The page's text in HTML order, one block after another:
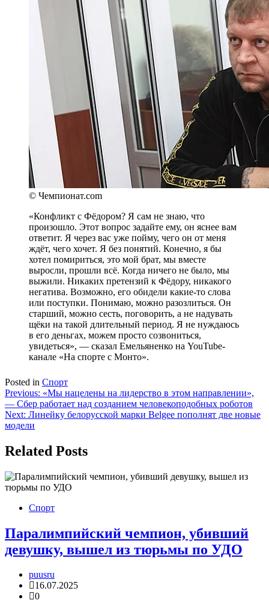
© Чемпионат.com
«Конфликт с Фёдором? Я сам не знаю, что
произошло. Этот вопрос задайте ему, он яснее вам
ответит. Я через вас уже пойму, чего он от меня
ждёт, чего хочет. Я без понятий. Конечно, я бы
хотел помириться, это мой брат, мы вместе
выросли, прошли всё. Когда ничего не было, мы
выжили. Никаких претензий к Фёдору, никакого
негатива. Возможно, его обидели какие-то слова
или поступки. Понимаю, можно разозлиться. Он
старший, можно сесть, поговорить, а не надувать
щёки на такой длительный период. Я не нуждаюсь
в его деньгах, можем просто созвониться,
увидеться», — сказал Емельяненко на YouTube-
канале «На спорте с Монто».
Posted in Спорт
Навигация
по
записям
Previous: «Мы нацелены на лидерство в этом направлении»,
— Сбер работает над созданием человекоподобных роботов
Next: Линейку белорусской марки Belgee пополнят две новые
модели
Related Posts
Спорт
Паралимпийский чемпион, убивший
девушку, вышел из тюрьмы по УДО
puusru
16.07.2025
0